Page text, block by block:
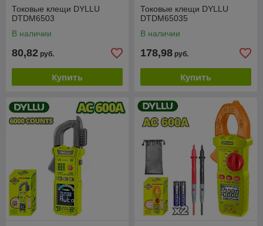
Токовые клещи DYLLU
DTDM6503
В наличии
80,82 руб.
Купить
Токовые клещи DYLLU
DTDM65035
В наличии
178,98 руб.
Купить